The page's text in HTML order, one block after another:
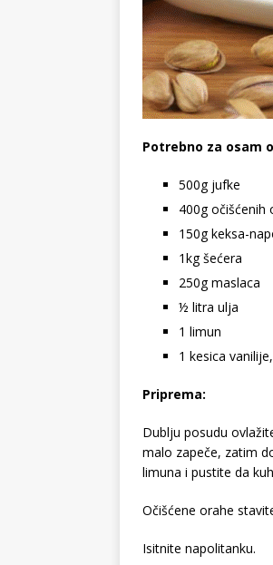
Potrebno za osam
500g jufke
400g očišćenih
150g keksa-
1kg šećera
250g maslaca
½ litra ulja
1 limun
1 kesica vanilije,
Priprema:
Dublju posudu
malo zapeče, zatim
limuna i pustite da
Očišćene orahe
Isitnite napolitanku.